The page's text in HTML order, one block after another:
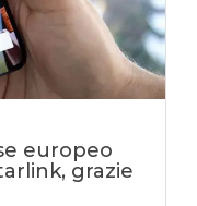
europeo
grazie